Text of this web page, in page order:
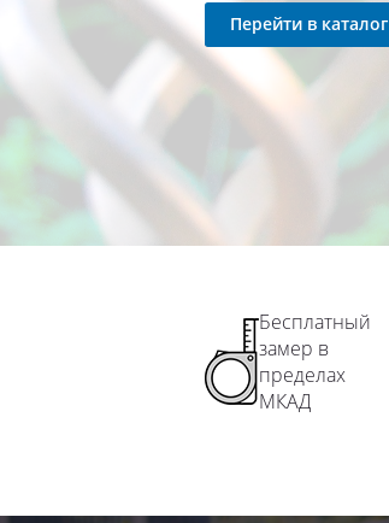
Перейти в каталог
Бесплатный
замер в
пределах
МКАД